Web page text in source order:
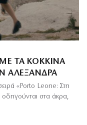
ΜΕ ΤΑ ΚΌΚΚΙΝΑ
ΑΛΕΞΆΝΔΡΑ
«Porto Leone: Στη
οδηγούνται στα άκρα,